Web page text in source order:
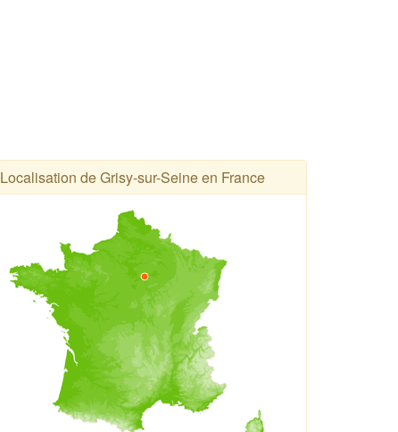
Localisation de Grisy-sur-Seine en France